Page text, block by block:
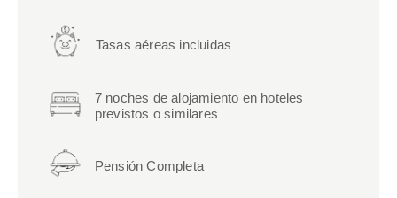
Tasas aéreas incluidas
7 noches de alojamiento en hoteles
previstos o similares
Pensión Completa